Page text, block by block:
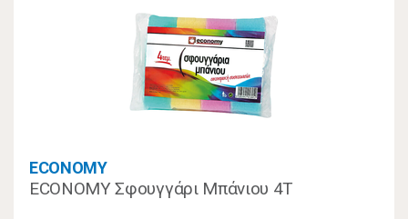
ECONOMY
ECONOMY Σφουγγάρι Μπάνιου 4Τ